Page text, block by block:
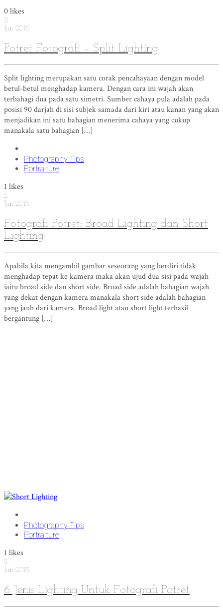
0likes
11
Jun 2015
Potret Fotografi – Split Lighting
Split lighting merupakan satu corak pencahayaan dengan model
betul-betul menghadap kamera. Dengan cara ini wajah akan
terbahagi dua pada satu simetri. Sumber cahaya pula adalah pada
posisi 90 darjah di sisi subjek samada dari kiri atau kanan yang akan
menjadikan ini satu bahagian menerima cahaya yang cukup
manakala satu bahagian […]
Photography Tips
Portraiture
1 likes
2
Jun 2015
Fotografi Potret: Broad Lighting dan Short
Lighting
Apabila kita mengambil gambar seseorang yang berdiri tidak
menghadap tepat ke kamera maka akan ujud dua sisi pada wajah
iaitu broad side dan short side. Broad side adalah bahagian wajah
yang dekat dengan kamera manakala short side adalah bahagian
yang jauh dari kamera. Broad light atau short light terhasil
bergantung […]
Photography Tips
Portraiture
1 likes
2
Jun 2015
6 Jenis Lighting Untuk Fotografi Potret